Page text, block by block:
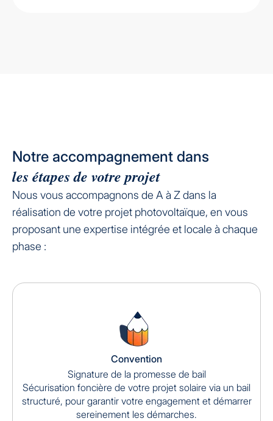
Notre accompagnement dans
les étapes de votre projet
Nous vous accompagnons de A à Z dans la
réalisation de votre projet photovoltaïque, en vous
proposant une expertise intégrée et locale à chaque
phase :
Convention
Signature de la promesse de bail
Sécurisation foncière de votre projet solaire via un bail
structuré, pour garantir votre engagement et démarrer
sereinement les démarches.